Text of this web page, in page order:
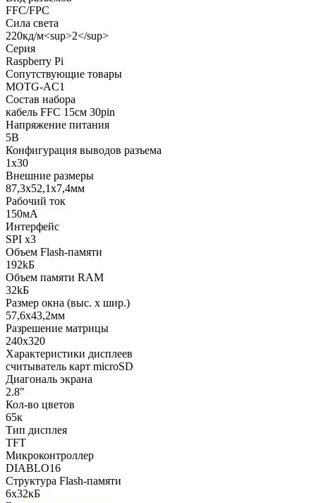
FFC/FPC
Сила света
220кд/м<sup>2</sup>
Серия
Raspberry Pi
Сопутствующие товары
MOTG-AC1
Состав набора
кабель FFC 15см 30pin
Напряжение питания
5В
Конфигурация выводов разъема
1x30
Внешние размеры
87,3x52,1x7,4мм
Рабочий ток
150мА
Интерфейс
SPI x3
Объем Flash-памяти
192kБ
Объем памяти RAM
32kБ
Размер окна (выс. х шир.)
57,6x43,2мм
Разрешение матрицы
240x320
Характеристики дисплеев
считыватель карт microSD
Диагональ экрана
2.8"
Кол-во цветов
65к
Тип дисплея
TFT
Микроконтроллер
DIABLO16
Структура Flash-памяти
6x32кБ